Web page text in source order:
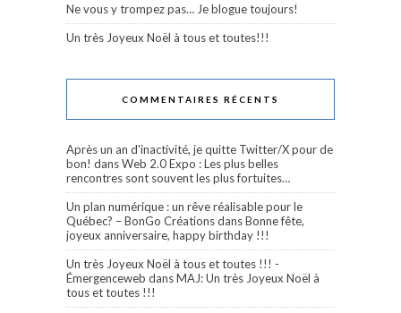
Ne vous y trompez pas… Je blogue toujours!
Un très Joyeux Noël à tous et toutes!!!
COMMENTAIRES RÉCENTS
Après un an d'inactivité, je quitte Twitter/X pour de
bon! dansWeb 2.0 Expo : Les plus belles
rencontres sont souvent les plus fortuites…
Un plan numérique : un rêve réalisable pour le
Québec? – BonGo CréationsdansBonne fête,
joyeux anniversaire, happy birthday !!!
Un très Joyeux Noël à tous et toutes !!! -
Émergenceweb dansMAJ: Un très Joyeux Noël à
tous et toutes !!!